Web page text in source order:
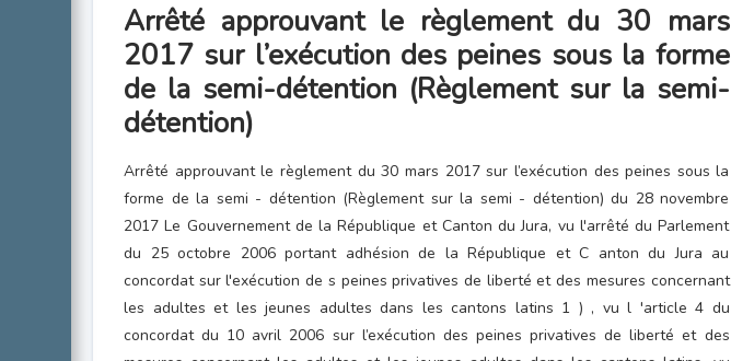
Arrêté approuvant le règlement du 30 mars
2017 sur l’exécution des peines sous la forme
de la semi-détention (Règlement sur la semi-
détention)
Arrêté approuvant le règlement du 30 mars 2017 sur l’exécution des peines sous la
forme de la semi - détention (Règlement sur la semi - détention) du 28 novembre
2017 Le Gouvernement de la République et Canton du Jura, vu l'arrêté du Parlement
du 25 octobre 2006 portant adhésion de la République et C anton du Jura au
concordat sur l'exécution de s peines privatives de liberté et des mesures concernant
les adultes et les jeunes adultes dans les cantons latins 1 ) , vu l 'article 4 du
concordat du 10 avril 2006 sur l’exécution des peines privatives de liberté et des